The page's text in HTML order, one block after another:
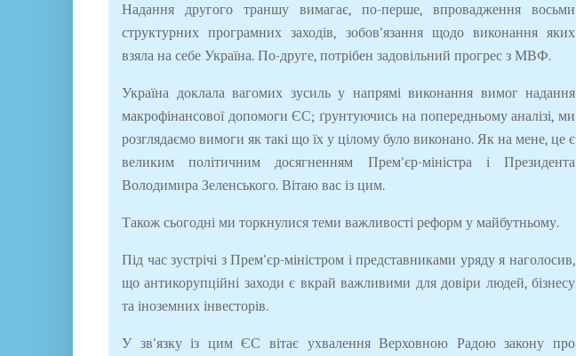
Надання другого траншу вимагає, по-перше, впровадження восьми
структурних програмних заходів, зобов'язання щодо виконання яких
взяла на себе Україна. По-друге, потрібен задовільний прогрес з МВФ.
Україна доклала вагомих зусиль у напрямі виконання вимог надання
макрофінансової допомоги ЄС; ґрунтуючись на попередньому аналізі, ми
розглядаємо вимоги як такі що їх у цілому було виконано. Як на мене, це є
великим політичним досягненням Прем'єр-міністра і Президента
Володимира Зеленського. Вітаю вас із цим.
Також сьогодні ми торкнулися теми важливості реформ у майбутньому.
Під час зустрічі з Прем'єр-міністром і представниками уряду я наголосив,
що антикорупційні заходи є вкрай важливими для довіри людей, бізнесу
та іноземних інвесторів.
У зв'язку із цим ЄС вітає ухвалення Верховною Радою закону про